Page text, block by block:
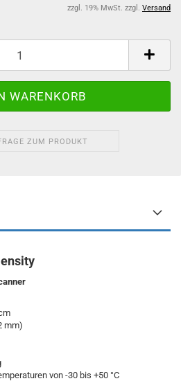
zzgl. 19% MwSt. zzgl. Versand
ZUM PRODUKT
mm)
von -30 bis +50 °C